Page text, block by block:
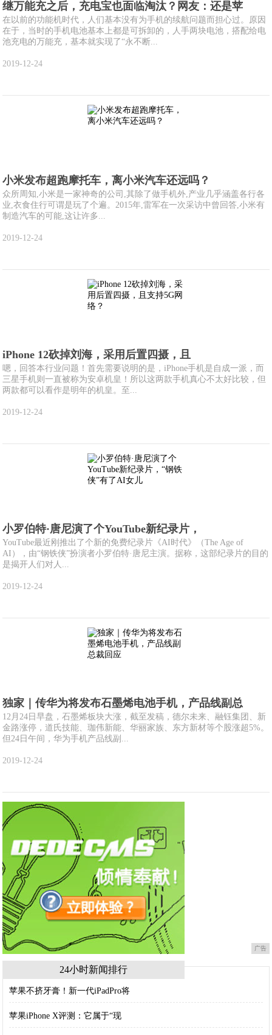
继万能充之后，充电宝也面临淘汰？网友：还是苹
在以前的功能机时代，人们基本没有为手机的续航问题而担心过。原因
在于，当时的手机电池基本上都是可拆卸的，人手两块电池，搭配给电
池充电的万能充，基本就实现了“永不断...
2019-12-24
小米发布超跑摩托车，离小米汽车还远吗？
众所周知,小米是一家神奇的公司,其除了做手机外,产业几乎涵盖各行各
业,衣食住行可谓是玩了个遍。2015年,雷军在一次采访中曾回答,小米有
制造汽车的可能,这让许多...
2019-12-24
iPhone 12砍掉刘海，采用后置四摄，且
嗯，回答本行业问题！首先需要说明的是，iPhone手机是自成一派，而
三星手机则一直被称为安卓机皇！所以这两款手机真心不太好比较，但
两款都可以看作是明年的机皇。至...
2019-12-24
小罗伯特·唐尼演了个YouTube新纪录片，
YouTube最近刚推出了个新的免费纪录片《AI时代》（The Age of
AI），由“钢铁侠”扮演者小罗伯特·唐尼主演。据称，这部纪录片的目的
是揭开人们对人...
2019-12-24
独家｜传华为将发布石墨烯电池手机，产品线副总
12月24日早盘，石墨烯板块大涨，截至发稿，德尔未来、融钰集团、新
金路涨停，道氏技能、珈伟新能、华丽家族、东方新材等个股涨超5%。
但24日午间，华为手机产品线副...
2019-12-24
广告
24小时新闻排行
苹果不挤牙膏！新一代iPadPro将
苹果iPhone X评测：它属于“现